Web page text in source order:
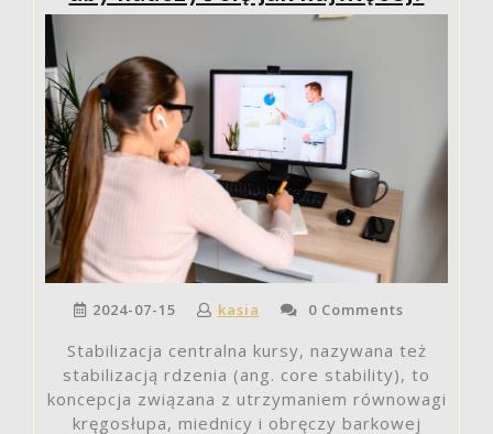
2024-07-15 kasia 0 Comments
Stabilizacja centralna kursy, nazywana też
stabilizacją rdzenia (ang. core stability), to
koncepcja związana z utrzymaniem równowagi
kręgosłupa, miednicy i obręczy barkowej